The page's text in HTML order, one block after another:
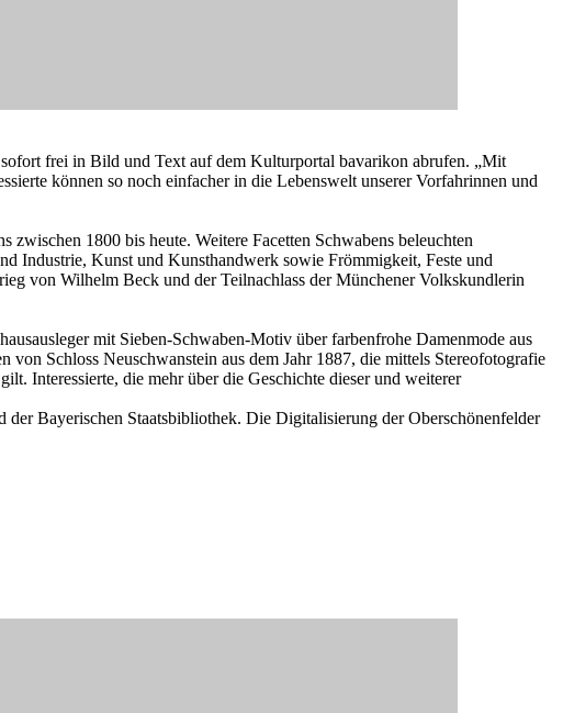
frei in Bild und Text auf dem Kulturportal bavarikon abrufen. „Mit
können so noch einfacher in die Lebenswelt unserer Vorfahrinnen und
1800 bis heute. Weitere Facetten Schwabens beleuchten
Industrie, Kunst und Kunsthandwerk sowie Frömmigkeit, Feste und
von Wilhelm Beck und der Teilnachlass der Münchener Volkskundlerin
mit Sieben-Schwaben-Motiv über farbenfrohe Damenmode aus
Schloss Neuschwanstein aus dem Jahr 1887, die mittels Stereofotografie
Interessierte, die mehr über die Geschichte dieser und weiterer
Bayerischen Staatsbibliothek. Die Digitalisierung der Oberschönenfelder